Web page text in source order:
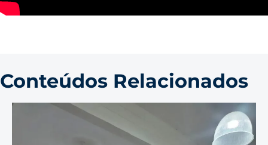
Conteúdos Relacionados